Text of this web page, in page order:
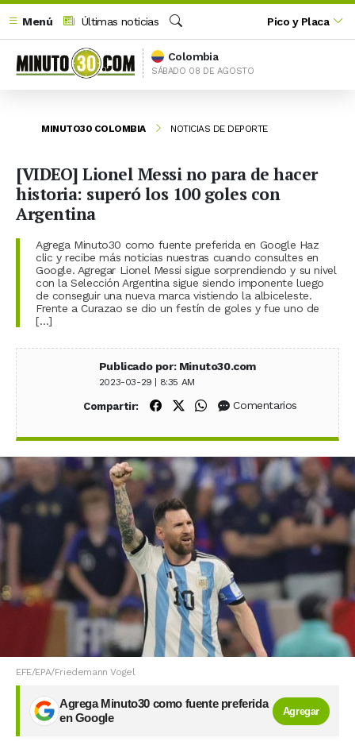
Menú
Últimas noticias
Buscar
Pico y Placa
Colombia
SÁBADO 08 DE AGOSTO
MINUTO30 COLOMBIA NOTICIAS DE DEPORTE
[VIDEO] Lionel Messi no para de hacer
historia: superó los 100 goles con
Argentina
Agrega Minuto30 como fuente preferida en Google Haz
clic y recibe más noticias nuestras cuando consultes en
Google. Agregar Lionel Messi sigue sorprendiendo y su nivel
con la Selección Argentina sigue siendo imponente luego
de conseguir una nueva marca vistiendo la albiceleste.
Frente a Curazao se dio un festín de goles y fue uno de
[…]
Publicado por: Minuto30.com
2023-03-29 | 8:35 AM
Compartir: Compartir en Facebook
Compartir en X (Twitter)
Compartir en WhatsApp
Comentarios
EFE/EPA/Friedemann Vogel
Agrega Minuto30 como fuente preferida
en Google
Agregar